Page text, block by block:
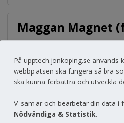
Maggan Magnet
Solkatten söker
regnbågen (f)
Programmering (f)
På upptech.jonkoping.se används
webbplatsen ska fungera så bra
ska kunna förbättra och utveckla
Vi samlar och bearbetar din data i
Nödvändiga & Statistik.